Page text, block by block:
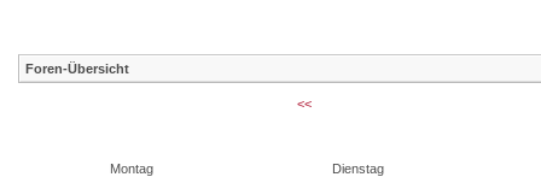
Foren-Übersicht
<<
Montag Dienstag